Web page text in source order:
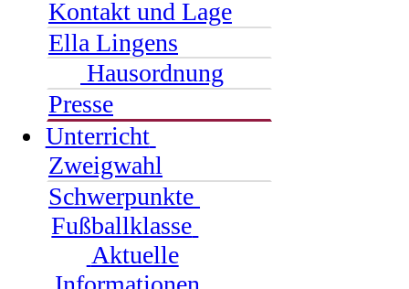
Kontakt und Lage
Ella Lingens
Hausordnung
Presse
Unterricht
Zweigwahl
Schwerpunkte
Fußballklasse
Aktuelle